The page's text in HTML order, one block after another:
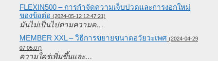
FLEXIN500 – การกำจัดความเจ็บปวดและการงอกใหม่
ของข้อต่อ (2024-05-12 12:47:21)
มันไม่เป็นไปตามความค…
MEMBER XXL – วิธีการขยายขนาดอวัยวะเพศ (2024-04-29
07:05:07)
ความใคร่เพิ่มขึ้นและ…